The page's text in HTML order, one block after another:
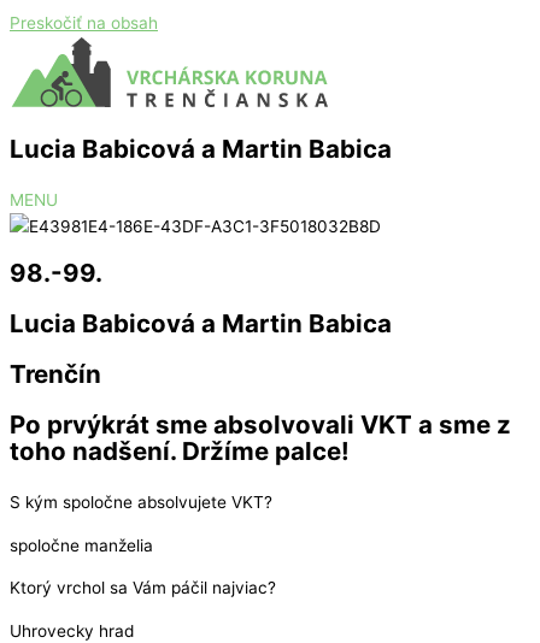
Preskočiť na obsah
Lucia Babicová a Martin Babica
MENU
98.-99.
Lucia Babicová a Martin Babica
Trenčín
Po prvýkrát sme absolvovali VKT a sme z
toho nadšení. Držíme palce!
S kým spoločne absolvujete VKT?
spoločne manželia
Ktorý vrchol sa Vám páčil najviac?
Uhrovecky hrad